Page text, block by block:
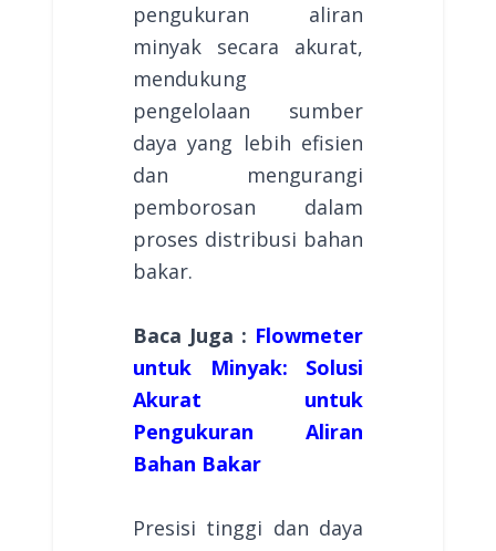
pengukuran aliran
minyak secara akurat,
mendukung
pengelolaan sumber
daya yang lebih efisien
dan mengurangi
pemborosan dalam
proses distribusi bahan
bakar.
Baca Juga : Flowmeter
untuk Minyak: Solusi
Akurat untuk
Pengukuran Aliran
Bahan Bakar
Presisi tinggi dan daya